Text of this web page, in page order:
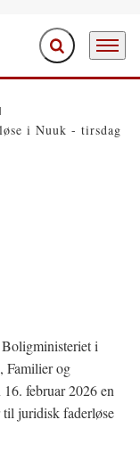
Fold søgefelt ud
Menu
i Nuuk - tirsdag
i
Familier og
februar 2026 en
til juridisk faderløse